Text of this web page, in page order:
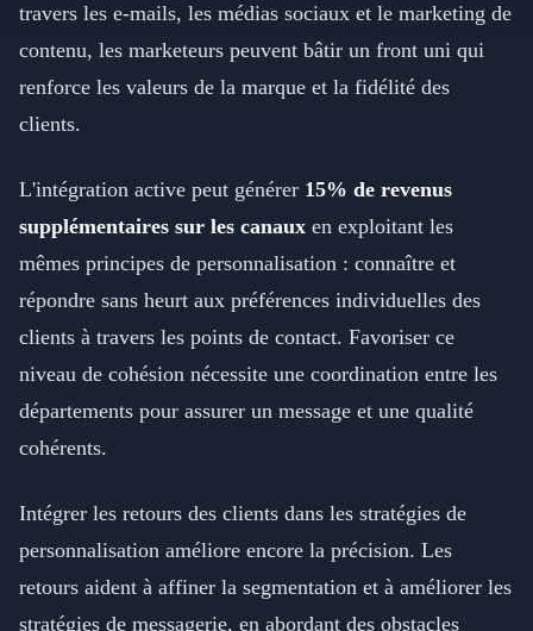
travers les e-mails, les médias sociaux et le marketing de
contenu, les marketeurs peuvent bâtir un front uni qui
renforce les valeurs de la marque et la fidélité des
clients.
L'intégration active peut générer 15% de revenus
supplémentaires sur les canaux en exploitant les
mêmes principes de personnalisation : connaître et
répondre sans heurt aux préférences individuelles des
clients à travers les points de contact. Favoriser ce
niveau de cohésion nécessite une coordination entre les
départements pour assurer un message et une qualité
cohérents.
Intégrer les retours des clients dans les stratégies de
personnalisation améliore encore la précision. Les
retours aident à affiner la segmentation et à améliorer les
stratégies de messagerie, en abordant des obstacles